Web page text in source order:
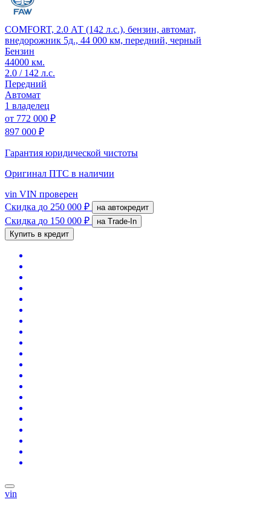
COMFORT, 2.0 АТ (142 л.с.), бензин, автомат,
внедорожник 5д., 44 000 км, передний, черный
Бензин
44000 км.
2.0 / 142 л.с.
Передний
Автомат
1 владелец
от 772 000 ₽
897 000 ₽
Гарантия юридической чистоты
Оригинал ПТС в наличии
vin VIN проверен
Скидка до 250 000 ₽ на автокредит
Скидка до 150 000 ₽
на Trade-In
Купить в кредит
vin